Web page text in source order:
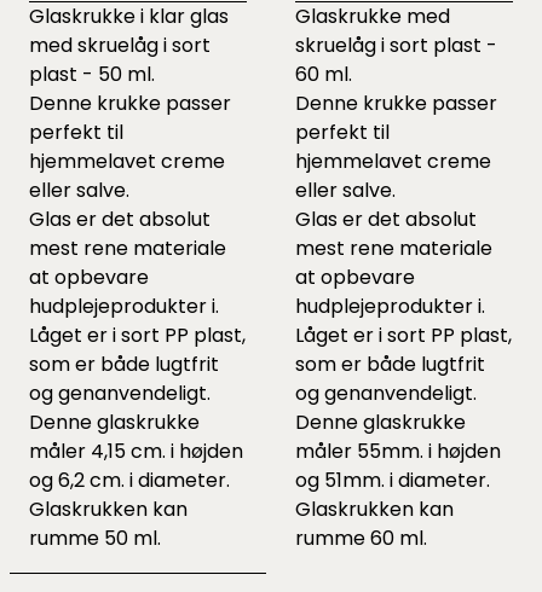
Glaskrukke i klar glas
med skruelåg i sort
plast - 50 ml.
Denne krukke passer
perfekt til
hjemmelavet creme
eller salve.
Glas er det absolut
mest rene materiale
at opbevare
hudplejeprodukter i.
Låget er i sort PP plast,
som er både lugtfrit
og genanvendeligt.
Denne glaskrukke
måler 4,15 cm. i højden
og 6,2 cm. i diameter.
Glaskrukken kan
rumme 50 ml.
Glaskrukke med
skruelåg i sort plast -
60 ml.
Denne krukke passer
perfekt til
hjemmelavet creme
eller salve.
Glas er det absolut
mest rene materiale
at opbevare
hudplejeprodukter i.
Låget er i sort PP plast,
som er både lugtfrit
og genanvendeligt.
Denne glaskrukke
måler 55mm. i højden
og 51mm. i diameter.
Glaskrukken kan
rumme 60 ml.